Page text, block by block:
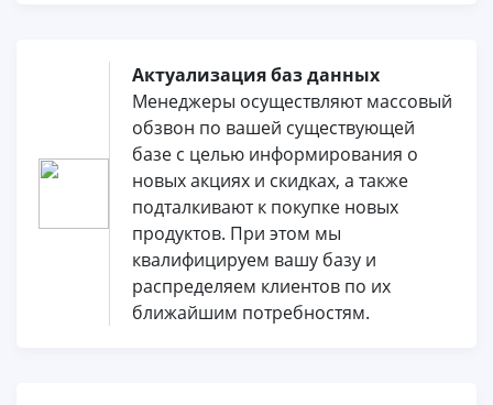
Актуализация баз данных
Менеджеры осуществляют массовый
обзвон по вашей существующей
базе с целью информирования о
новых акциях и скидках, а также
подталкивают к покупке новых
продуктов. При этом мы
квалифицируем вашу базу и
распределяем клиентов по их
ближайшим потребностям.